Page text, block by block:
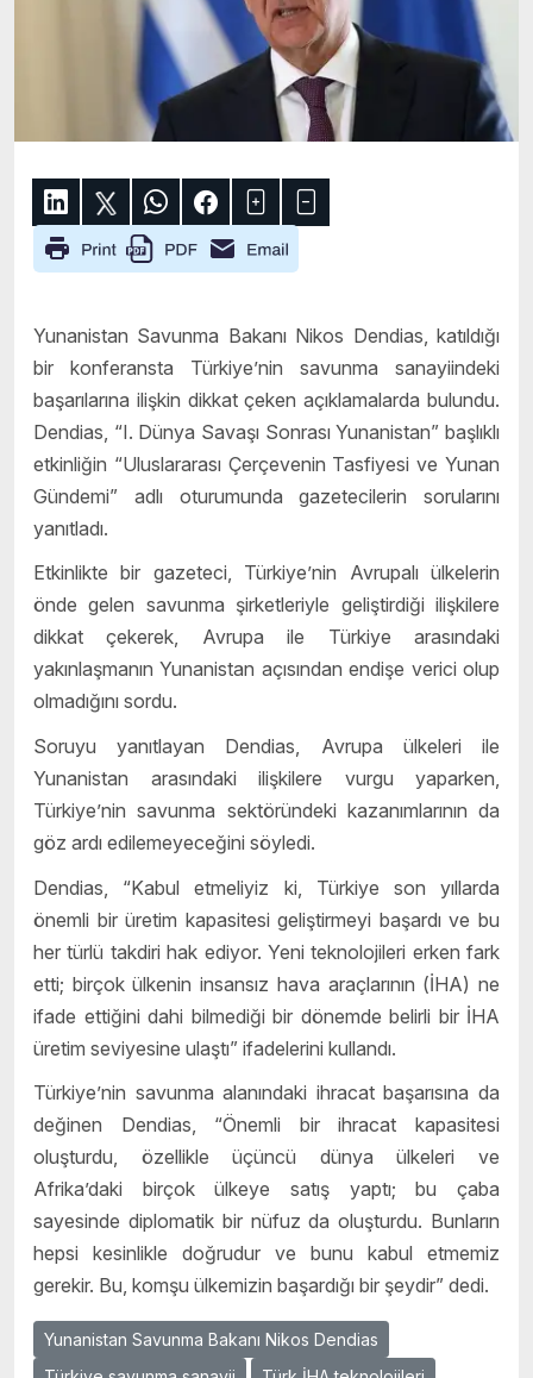
Yunanistan Savunma Bakanı Nikos Dendias, katıldığı
bir konferansta Türkiye’nin savunma sanayiindeki
başarılarına ilişkin dikkat çeken açıklamalarda bulundu.
Dendias, “I. Dünya Savaşı Sonrası Yunanistan” başlıklı
etkinliğin “Uluslararası Çerçevenin Tasfiyesi ve Yunan
Gündemi” adlı oturumunda gazetecilerin sorularını
yanıtladı.
Etkinlikte bir gazeteci, Türkiye’nin Avrupalı ülkelerin
önde gelen savunma şirketleriyle geliştirdiği ilişkilere
dikkat çekerek, Avrupa ile Türkiye arasındaki
yakınlaşmanın Yunanistan açısından endişe verici olup
olmadığını sordu.
Soruyu yanıtlayan Dendias, Avrupa ülkeleri ile
Yunanistan arasındaki ilişkilere vurgu yaparken,
Türkiye’nin savunma sektöründeki kazanımlarının da
göz ardı edilemeyeceğini söyledi.
Dendias, “Kabul etmeliyiz ki, Türkiye son yıllarda
önemli bir üretim kapasitesi geliştirmeyi başardı ve bu
her türlü takdiri hak ediyor. Yeni teknolojileri erken fark
etti; birçok ülkenin insansız hava araçlarının (İHA) ne
ifade ettiğini dahi bilmediği bir dönemde belirli bir İHA
üretim seviyesine ulaştı” ifadelerini kullandı.
Türkiye’nin savunma alanındaki ihracat başarısına da
değinen Dendias, “Önemli bir ihracat kapasitesi
oluşturdu, özellikle üçüncü dünya ülkeleri ve
Afrika’daki birçok ülkeye satış yaptı; bu çaba
sayesinde diplomatik bir nüfuz da oluşturdu. Bunların
hepsi kesinlikle doğrudur ve bunu kabul etmemiz
gerekir. Bu, komşu ülkemizin başardığı bir şeydir” dedi.
Yunanistan Savunma Bakanı Nikos Dendias